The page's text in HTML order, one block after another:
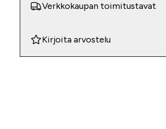
Verkkokaupan toimitustavat
Kirjoita arvostelu